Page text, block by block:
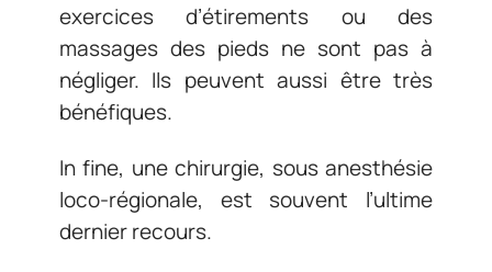
exercices d’étirements ou des
massages des pieds ne sont pas à
négliger. Ils peuvent aussi être très
bénéfiques.
In fine, une chirurgie, sous anesthésie
loco-régionale, est souvent l’ultime
dernier recours.